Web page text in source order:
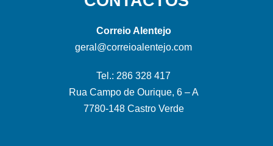
Correio Alentejo
geral@correioalentejo.com
Tel.: 286 328 417
Rua Campo de Ourique, 6 – A
7780-148 Castro Verde